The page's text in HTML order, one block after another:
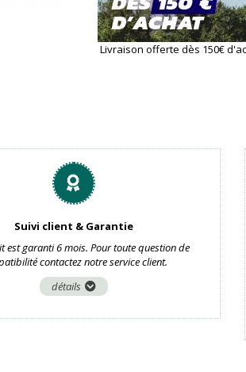
Livraison offerte dès 150€
Suivi client & Garantie
est garanti 6 mois. Pour toute question de
contactez notre service client.
détails